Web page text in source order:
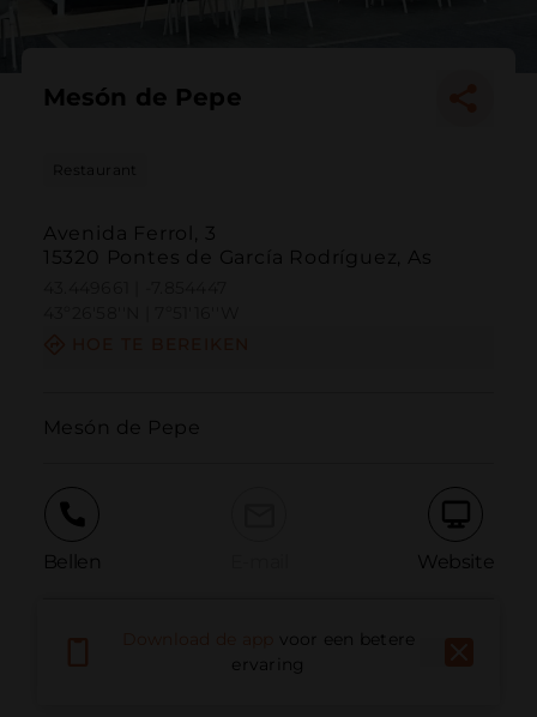
Mesón de Pepe
Restaurant
Avenida Ferrol, 3
15320 Pontes de García Rodríguez, As
Mesón de Pepe
Bellen Website
Probleem meldenvoor een betere
ervaring